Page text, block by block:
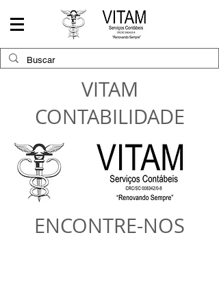
VITAM
CONTABILIDADE
ENCONTRE-NOS